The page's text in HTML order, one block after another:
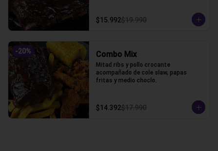
$15.992$19.990
-20% Combo Mix
Mitad ribs y pollo crocante
acompañado de cole slaw, papas
fritas y medio choclo.
$14.392$17.990